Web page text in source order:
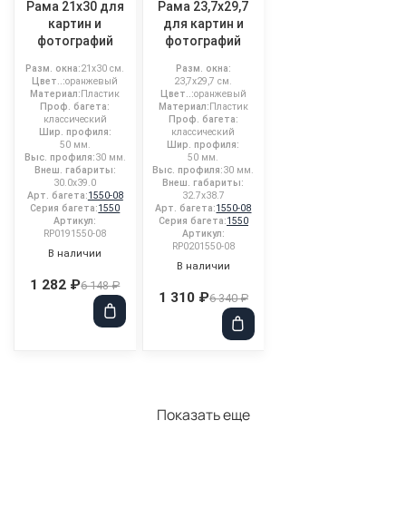
Рама 21x30 для
картин и
фотографий
Разм. окна:21x30 см.
Цвет..:оранжевый
Материал:Пластик
Проф. багета:
классический
Шир. профиля:
50 мм.
Выс. профиля:30 мм.
Внеш. габариты:
30.0x39.0
Арт. багета:1550-08
Серия багета:1550
Артикул:
RP0191550-08
В наличии
1 282 ₽6 148 ₽
Рама 23,7x29,7
для картин и
фотографий
Разм. окна:
23,7x29,7 см.
Цвет..:оранжевый
Материал:Пластик
Проф. багета:
классический
Шир. профиля:
50 мм.
Выс. профиля:30 мм.
Внеш. габариты:
32.7x38.7
Арт. багета:1550-08
Серия багета:1550
Артикул:
RP0201550-08
В наличии
1 310 ₽6 340 ₽
Показать еще